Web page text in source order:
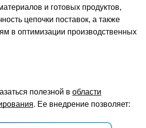
и готовых продуктов,
цепочки поставок, а также
в оптимизации производственных
полезной в области
. Ее внедрение позволяет: